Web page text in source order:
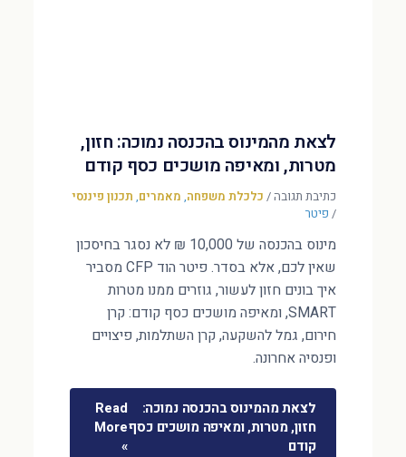
לצאת מהמינוס בהכנסה נמוכה: חזון,
מטרות, ומאיפה מושכים כסף קודם
כתיבת תגובה/ כלכלת משפחה, מאמרים, תכנון פיננסי
/ פיטר
מינוס בהכנסה של 10,000 ₪ לא נסגר בחיסכון
שאין לכם, אלא בסדר. פיטר הוד CFP מסביר
איך בונים חזון לעשור, גוזרים ממנו מטרות
SMART, ומאיפה מושכים כסף קודם: קרן
חירום, גמל להשקעה, קרן השתלמות, פיצויים
ופנסיה אחרונה.
לצאת מהמינוס בהכנסה נמוכה:
חזון, מטרות, ומאיפה מושכים כסף
קודם
Read
More
»